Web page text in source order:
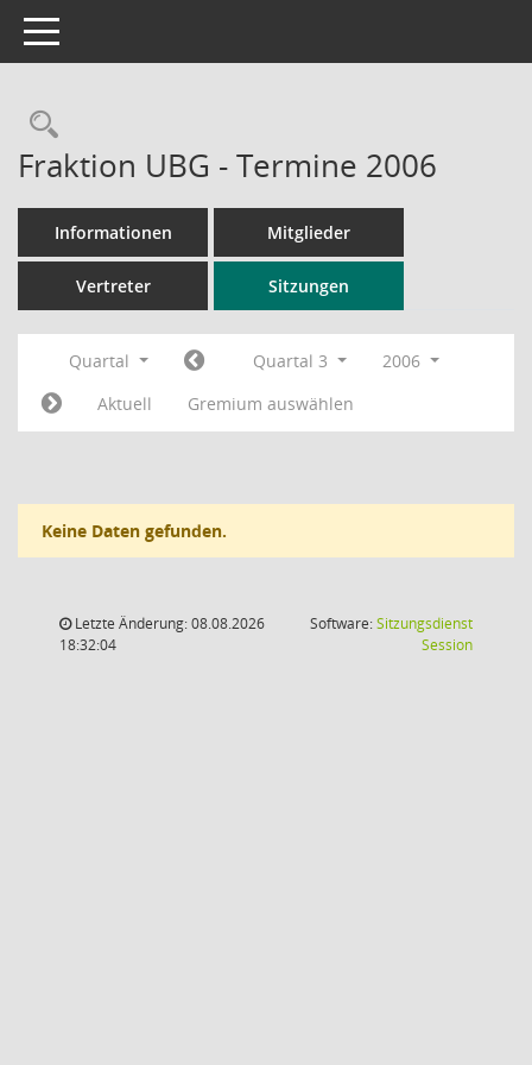
Toggle navigation
Rechercheauswahl
Fraktion UBG - Termine 2006
Informationen Mitglieder
Vertreter Sitzungen
Quartal Quartal 3
2006
Aktuell
Gremium auswählen
Keine Daten gefunden.
Letzte Änderung: 08.08.2026
18:32:04
Software:Sitzungsdienst
Session(Wird in